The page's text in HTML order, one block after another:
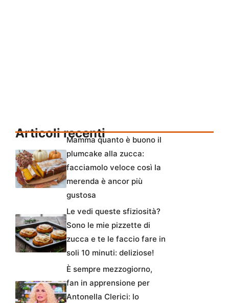
Articoli recentiMamma quanto è buono il
plumcake alla zucca:
facciamolo veloce così la
merenda è ancor più
gustosa
Le vedi queste sfiziosità?
Sono le mie pizzette di
zucca e te le faccio fare in
soli 10 minuti: deliziose!
È sempre mezzogiorno,
fan in apprensione per
Antonella Clerici: lo